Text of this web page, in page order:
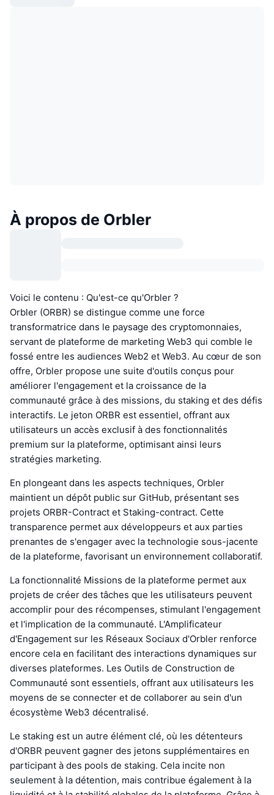
À propos de Orbler
Voici le contenu : Qu'est-ce qu'Orbler ?
Orbler (ORBR) se distingue comme une force
transformatrice dans le paysage des cryptomonnaies,
servant de plateforme de marketing Web3 qui comble le
fossé entre les audiences Web2 et Web3. Au cœur de son
offre, Orbler propose une suite d'outils conçus pour
améliorer l'engagement et la croissance de la
communauté grâce à des missions, du staking et des défis
interactifs. Le jeton ORBR est essentiel, offrant aux
utilisateurs un accès exclusif à des fonctionnalités
premium sur la plateforme, optimisant ainsi leurs
stratégies marketing.
En plongeant dans les aspects techniques, Orbler
maintient un dépôt public sur GitHub, présentant ses
projets ORBR-Contract et Staking-contract. Cette
transparence permet aux développeurs et aux parties
prenantes de s'engager avec la technologie sous-jacente
de la plateforme, favorisant un environnement collaboratif.
La fonctionnalité Missions de la plateforme permet aux
projets de créer des tâches que les utilisateurs peuvent
accomplir pour des récompenses, stimulant l'engagement
et l'implication de la communauté. L'Amplificateur
d'Engagement sur les Réseaux Sociaux d'Orbler renforce
encore cela en facilitant des interactions dynamiques sur
diverses plateformes. Les Outils de Construction de
Communauté sont essentiels, offrant aux utilisateurs les
moyens de se connecter et de collaborer au sein d'un
écosystème Web3 décentralisé.
Le staking est un autre élément clé, où les détenteurs
d'ORBR peuvent gagner des jetons supplémentaires en
participant à des pools de staking. Cela incite non
seulement à la détention, mais contribue également à la